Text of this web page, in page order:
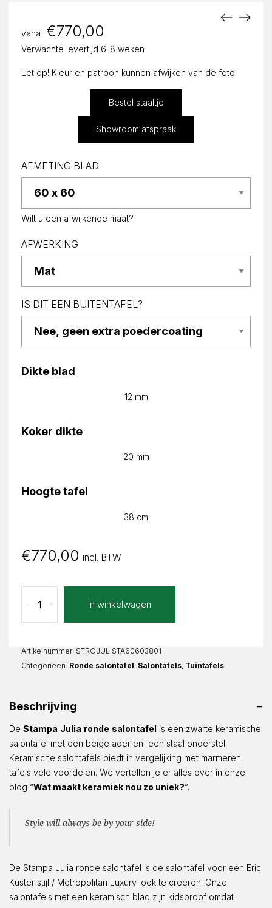
vanaf €770,00
Verwachte levertijd 6-8 weken
Let op! Kleur en patroon kunnen afwijken van de foto.
Bestel staaltje
Showroom afspraak
AFMETING BLAD
Wilt u een afwijkende maat?
AFWERKING
IS DIT EEN BUITENTAFEL?
Dikte blad
12 mm
Koker dikte
20 mm
Hoogte tafel
38 cm
€770,00 incl. BTW
Julia
Rond
+
- In winkelwagen
Artikelnummer: STROJULISTA60603801
Categorieën: Ronde salontafel Salontafels Tuintafels
Beschrijving
De Stampa Julia ronde salontafel is een zwarte keramische
salontafel met een beige ader en een staal onderstel.
Keramische salontafels biedt in vergelijking met marmeren
tafels vele voordelen. We vertellen je er alles over in onze
blog “Wat maakt keramiek nou zo uniek?”.
Style will always be by your side!
De Stampa Julia ronde salontafel is de salontafel voor een Eric
Kuster stijl / Metropolitan Luxury look te creëren. Onze
salontafels met een keramisch blad zijn kidsproof omdat